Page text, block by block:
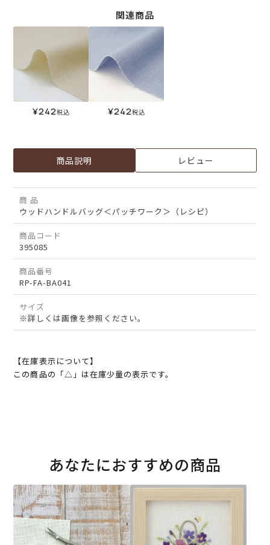
関連商品
¥242税込 ¥242税込
商品説明 レビュー
商 品
ウッドハンドルバッグ＜パッチワーク＞（レシピ）
商品コード
395085
商品番号
RP-FA-BA041
サイズ
※詳しくは画像を参照ください。
【在庫表示について】
この商品の「△」は在庫少量の表示です。
あなたにおすすめの商品